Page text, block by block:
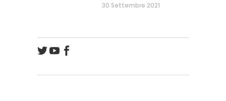
30 Settembre 2021